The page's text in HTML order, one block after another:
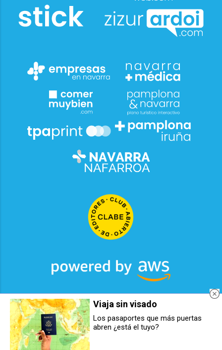
2026© Grupo Comunikaze
Desarrollado por:OA Cloud
Osasuna se enfrenta al Alavés
con 22 jugadores convocados
Viaja sin visado
Los pasaportes que más puertas
abren ¿está el tuyo?